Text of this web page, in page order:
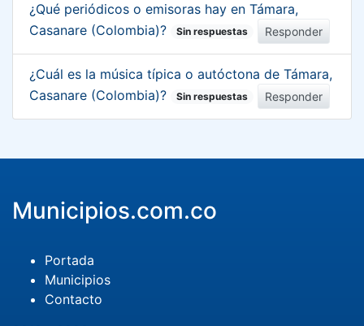
¿Qué periódicos o emisoras hay en Támara,
Casanare (Colombia)?
Sin respuestas Responder
¿Cuál es la música típica o autóctona de Támara,
Casanare (Colombia)?
Sin respuestas Responder
Municipios.com.co
Portada
Municipios
Contacto